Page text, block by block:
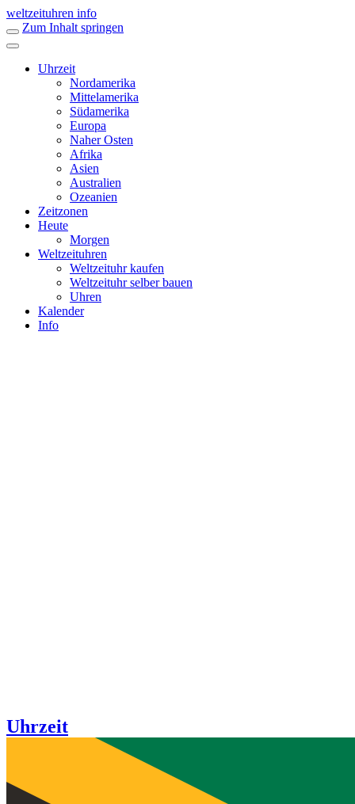
weltzeituhren info
Zum Inhalt springen
Uhrzeit
Nordamerika
Mittelamerika
Südamerika
Europa
Naher Osten
Afrika
Asien
Australien
Ozeanien
Zeitzonen
Heute
Morgen
Weltzeituhren
Weltzeituhr kaufen
Weltzeituhr selber bauen
Uhren
Kalender
Info
Uhrzeit